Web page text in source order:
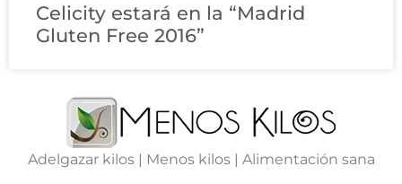
Celicity estará en la “Madrid
Gluten Free 2016”
Adelgazar kilos | Menos kilos | Alimentación sana